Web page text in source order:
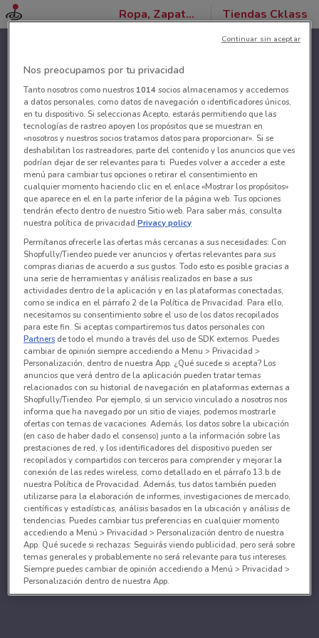
Ropa, Zapatos y Accesorios Tiendas Cklass
Nos preocupamos por tu privacidad
Tanto nosotros como nuestros 1014socios almacenamos y accedemos
a datos personales, como datos de navegación o identificadores únicos,
en tu dispositivo. Si seleccionas Acepto, estarás permitiendo que las
tecnologías de rastreo apoyen los propósitos que se muestran en
«nosotros y nuestros socios tratamos datos para proporcionar». Si se
deshabilitan los rastreadores, parte del contenido y los anuncios que ves
podrían dejar de ser relevantes para ti. Puedes volver a acceder a este
menú para cambiar tus opciones o retirar el consentimiento en
cualquier momento haciendo clic en el enlace «Mostrar los propósitos»
que aparece en el en la parte inferior de la página web. Tus opciones
tendrán efecto dentro de nuestro Sitio web. Para saber más, consulta
nuestra política de privacidad.Privacy policy
Permítanos ofrecerle las ofertas más cercanas a sus necesidades: Con
Shopfully/Tiendeo puede ver anuncios y ofertas relevantes para sus
compras diarias de acuerdo a sus gustos. Todo esto es posible gracias a
una serie de herramientas y análisis realizados en base a sus
actividades dentro de la aplicación y en las plataformas conectadas,
como se indica en el párrafo 2 de la Política de Privacidad. Para ello,
necesitamos su consentimiento sobre el uso de los datos recopilados
para este fin. Si aceptas compartiremos tus datos personales con
Partners de todo el mundo a través del uso de SDK externos. Puedes
cambiar de opinión siempre accediendo a Menu > Privacidad >
Personalización, dentro de nuestra App. ¿Qué sucede si acepta? Los
anuncios que verá dentro de la aplicación pueden tratar temas
relacionados con su historial de navegación en plataformas externas a
Shopfully/Tiendeo. Por ejemplo, si un servicio vinculado a nosotros nos
informa que ha navegado por un sitio de viajes, podemos mostrarle
ofertas con temas de vacaciones. Además, los datos sobre la ubicación
(en caso de haber dado el consenso) junto a la información sobre las
prestaciones de red, y los identificadores del dispositivo pueden ser
recopilados y compartidos con terceros para comprender y mejorar la
conexión de las redes wireless, como detallado en el párrafo 13.b de
nuestra Política de Provacidad. Además, tus datos también pueden
utilizarse para la elaboración de informes, investigaciones de mercado,
científicas y estadísticas, análisis basados en la ubicación y análisis de
tendencias. Puedes cambiar tus preferencias en cualquier momento
accediendo a Menú > Privacidad > Personalización dentro de nuestra
App. Qué sucede si rechazas: Seguirás viendo publicidad, pero será sobre
temas generales y probablemente no será relevante para tus intereses.
Siempre puedes cambiar de opinión accediendo a Menú > Privacidad >
Personalización dentro de nuestra App.
Continuar sin aceptar